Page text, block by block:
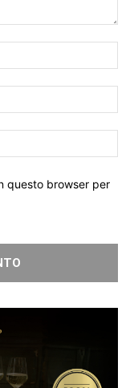
questo browser per